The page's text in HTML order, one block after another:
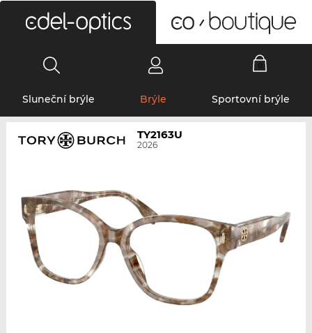
Sluneční brýle Brýle Sportovní brýle
TY2163U
2026